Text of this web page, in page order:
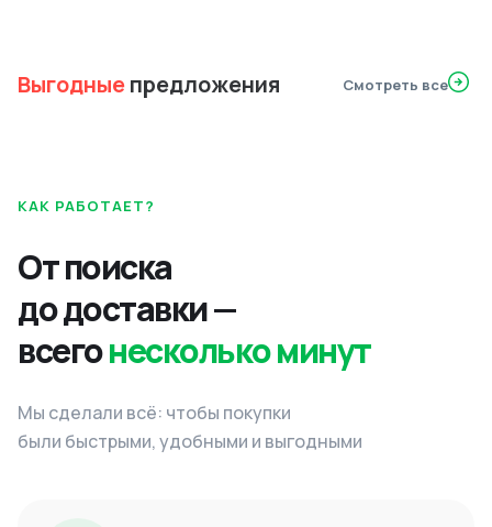
Выгодныепредложения Смотреть все
КАК РАБОТАЕТ?
От поиска
до доставки —
всегонесколько минут
Мы сделали всё: чтобы покупки
были быстрыми, удобными и выгодными